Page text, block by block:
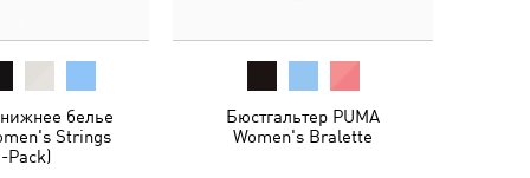
белье
Strings
Pack)
Бюстгальтер PUMA
Women's Bralette